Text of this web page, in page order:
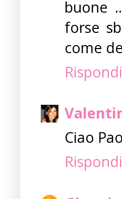
buone
forse
come
Rispondi
Ciao
Rispondi